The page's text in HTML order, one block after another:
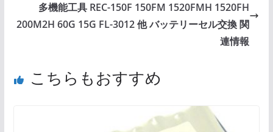
多機能工具 REC-150F 150FM 1520FMH 1520FH
200M2H 60G 15G FL-3012 他 バッテリーセル交換 関
連情報
こちらもおすすめ